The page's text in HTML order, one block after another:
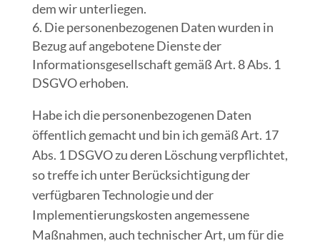
dem wir unterliegen.
Die personenbezogenen Daten wurden in
Bezug auf angebotene Dienste der
Informationsgesellschaft gemäß Art. 8 Abs. 1
DSGVO erhoben.
Habe ich die personenbezogenen Daten
öffentlich gemacht und bin ich gemäß Art. 17
Abs. 1 DSGVO zu deren Löschung verpflichtet,
so treffe ich unter Berücksichtigung der
verfügbaren Technologie und der
Implementierungskosten angemessene
Maßnahmen, auch technischer Art, um für die